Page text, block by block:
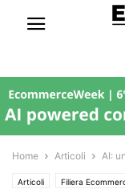
Home Articoli AI:
Articoli Filiera